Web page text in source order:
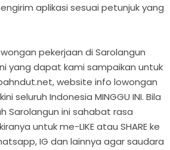
aplikasi sesuai petunjuk yang
pekerjaan di Sarolangun
yang dapat kami sampaikan untuk
website info lowongan
seluruh Indonesia MINGGU INI. Bila
Sarolangun ini sahabat rasa
untuk me-LIKE atau SHARE ke
IG dan lainnya agar saudara